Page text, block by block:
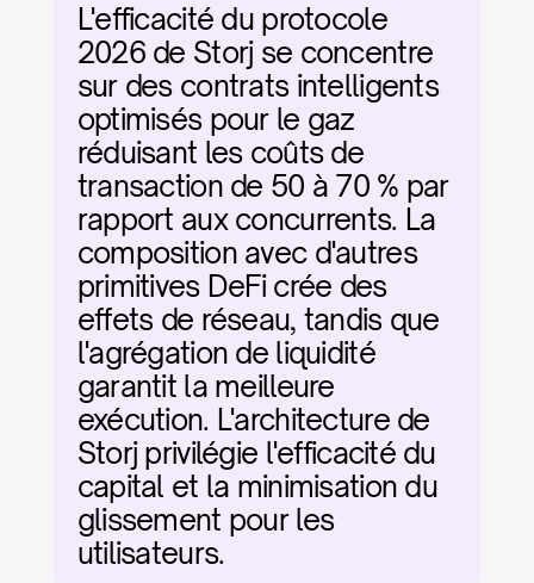
L'efficacité du protocole
2026 de Storj se concentre
sur des contrats intelligents
optimisés pour le gaz
réduisant les coûts de
transaction de 50 à 70 % par
rapport aux concurrents. La
composition avec d'autres
primitives DeFi crée des
effets de réseau, tandis que
l'agrégation de liquidité
garantit la meilleure
exécution. L'architecture de
Storj privilégie l'efficacité du
capital et la minimisation du
glissement pour les
utilisateurs.